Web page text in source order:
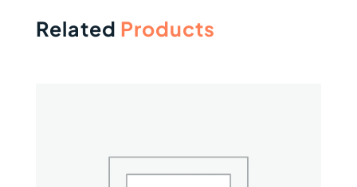
Related Products